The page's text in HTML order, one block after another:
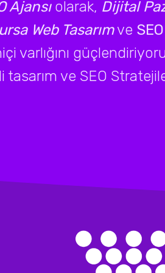
Ajansıolarak, Dijital
Web Tasarımve SEO
varlığını
tasarım ve SEO